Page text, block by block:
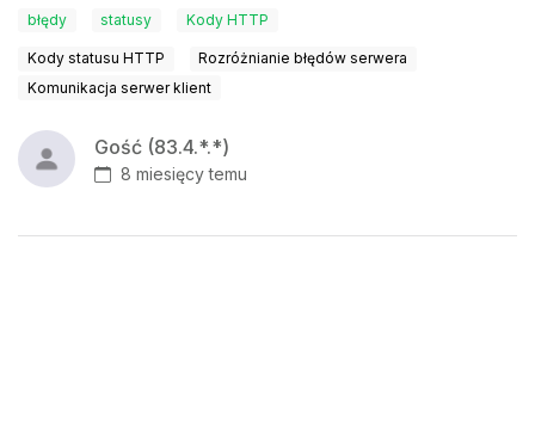
błędy statusy Kody HTTP
Kody statusu HTTP
Rozróżnianie błędów serwera
Komunikacja serwer klient
Gość (83.4.*.*)
8 miesięcy temu